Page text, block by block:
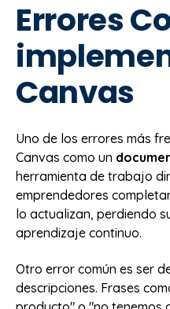
Errores
Canvas
Uno de los errores más
Canvas como un
herramienta de trabajo
emprendedores
lo actualizan, perdiendo
aprendizaje continuo.
Otro error común es ser
descripciones. Frases